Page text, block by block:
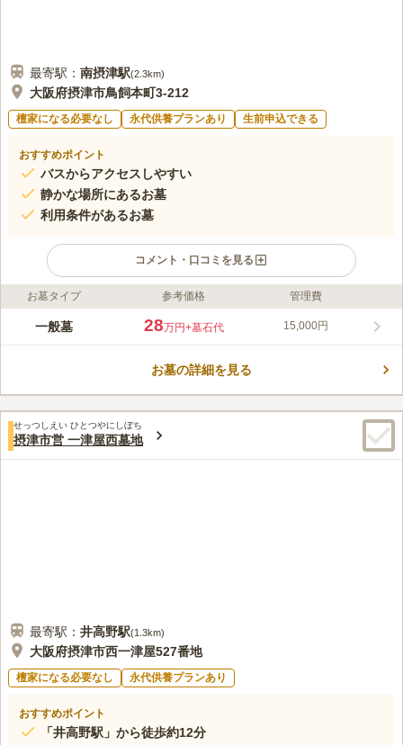
最寄駅： 南摂津駅(2.3km)
大阪府摂津市鳥飼本町3-212
檀家になる必要なし 永代供養プランあり 生前申込できる
おすすめポイント
バスからアクセスしやすい
静かな場所にあるお墓
利用条件があるお墓
コメント・口コミを見る
ライフドット編集部のコメント
静かで落ち着いた雰囲気が漂う住宅街の一角にあるお墓でゆっく
用ができるのは摂津市にお住まいの方などいくつかの条件がある
口コミ評価
みんなの評価
3.0
最寄りの駅と霊園の間に商店街があるので花や掃除の道具なんか
お墓タイプ 参考価格 管理費
一般墓 28万円+墓石代 15,000円
お墓の詳細を見る
せっつしえい ひとつやにしぼち
摂津市営 一津屋西墓地
最寄駅： 井高野駅(1.3km)
大阪府摂津市西一津屋527番地
檀家になる必要なし 永代供養プランあり
おすすめポイント
「井高野駅」から徒歩約12分